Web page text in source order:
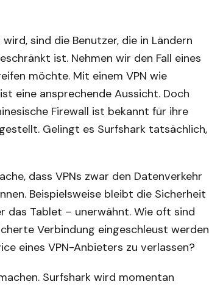
sind die Benutzer, die in Ländern
ist. Nehmen wir den Fall eines
möchte. Mit einem VPN wie
eine ansprechende Aussicht. Doch
Firewall ist bekannt für ihre
Gelingt es Surfshark tatsächlich,
dass VPNs zwar den Datenverkehr
Beispielsweise bleibt die Sicherheit
das Tablet – unerwähnt. Wie oft sind
Verbindung eingeschleust werden
eines VPN-Anbieters zu verlassen?
Surfshark wird momentan